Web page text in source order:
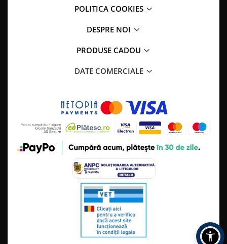
POLITICA COOKIES
DESPRE NOI
PRODUSE CADOU
DATE COMERCIALE